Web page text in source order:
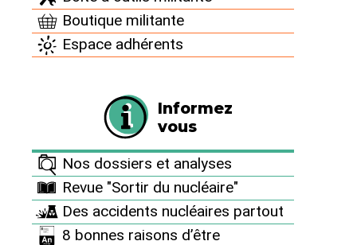
Boutique militante
Espace adhérents
Informez
vous
Nos dossiers et analyses
Revue "Sortir du nucléaire"
Des accidents nucléaires partout
8 bonnes raisons d’être
n’y avait pas
assez de
place pour
dite
renforcée,
des effluents
radioactifs ont débordé dans l’usine de
production de radioéléments artificiels de Saclay